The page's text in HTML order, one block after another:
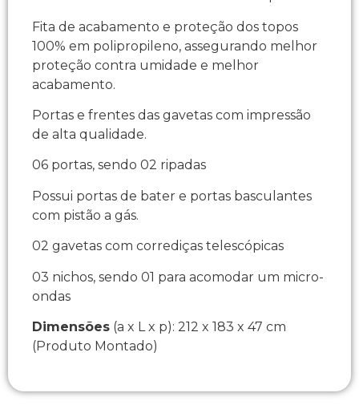
Fita de acabamento e proteção dos topos
100% em polipropileno, assegurando melhor
proteção contra umidade e melhor
acabamento.
Portas e frentes das gavetas com impressão
de alta qualidade.
06 portas, sendo 02 ripadas
Possui portas de bater e portas basculantes
com pistão a gás.
02 gavetas com corrediças telescópicas
03 nichos, sendo 01 para acomodar um micro-
ondas
Dimensões (a x L x p): 212 x 183 x 47 cm
(Produto Montado)